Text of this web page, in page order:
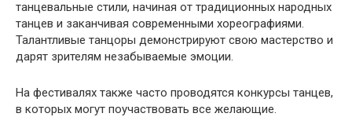
танцевальные стили, начиная от традиционных народных
танцев и заканчивая современными хореографиями.
Талантливые танцоры демонстрируют свою мастерство и
дарят зрителям незабываемые эмоции.
На фестивалях также часто проводятся конкурсы танцев,
в которых могут поучаствовать все желающие.